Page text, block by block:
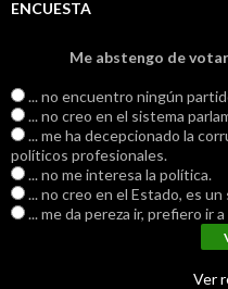
ENCUESTA
Me abstengo de
... no encuentro ningún
... no creo en el sistema
... me ha decepcionado la
políticos profesionales.
... no me interesa la política.
... no creo en el Estado, es
... me da pereza ir, prefiero ir
Ver